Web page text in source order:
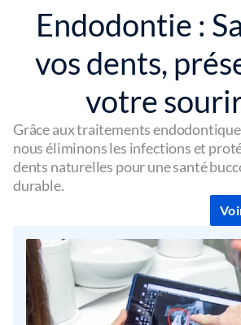
Endodontie :
vos dents,
votre
Grâce aux traitements
nous éliminons les infections et
dents naturelles pour une santé
durable.